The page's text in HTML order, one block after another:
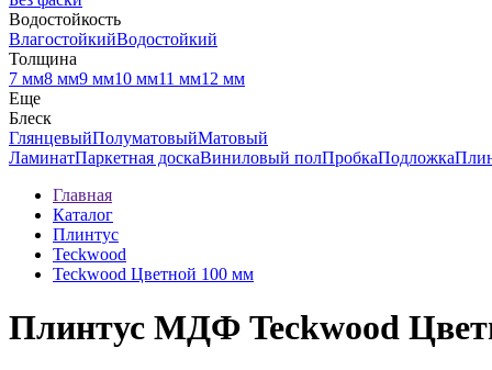
Водостойкость
ВлагостойкийВодостойкий
Толщина
7 мм8 мм9 мм10 мм11 мм12 мм
Еще
Блеск
ГлянцевыйПолуматовыйМатовый
ЛаминатПаркетная доскаВиниловый полПробкаПодложка
Главная
Каталог
Плинтус
Teckwood
Teckwood Цветной 100 мм
Плинтус МДФ Teckwood